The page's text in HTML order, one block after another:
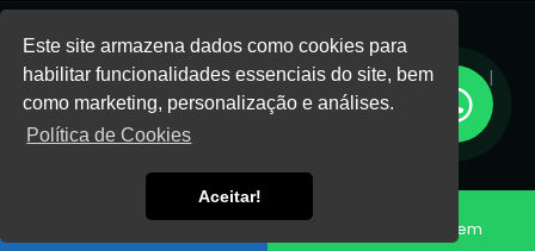
Este site armazena dados como cookies para
habilitar funcionalidades essenciais do site, bem
como marketing, personalização e análises.
Política de Cookies
Aceitar!
© 2026Escava Center .Todos os direitos reservados. |
Privacidade
HTML5 VALID CSS3 Enviar Mensagem